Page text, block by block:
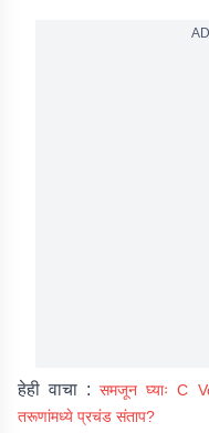
हेही वाचा :समजून घ्याः C
तरूणांमध्ये प्रचंड संताप?